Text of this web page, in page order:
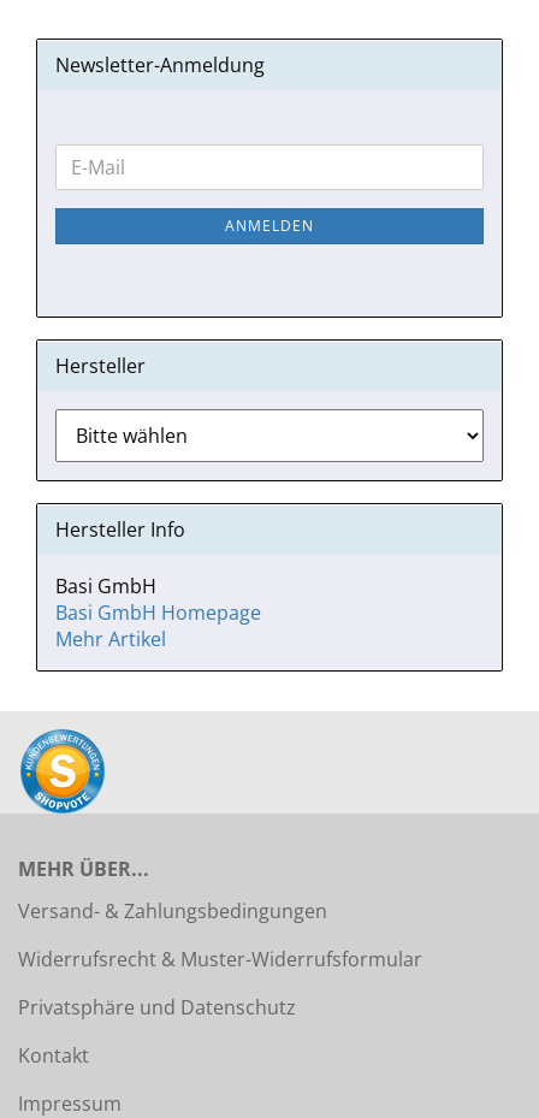
Newsletter-Anmeldung
WEITER
ZUR
NEWSLETTER-
E-
Mail
ANMELDEN
Hersteller
Hersteller Info
Basi GmbH
Basi GmbH Homepage
Mehr Artikel
MEHR ÜBER...
Versand- & Zahlungsbedingungen
Widerrufsrecht & Muster-Widerrufsformular
Privatsphäre und Datenschutz
Kontakt
Impressum